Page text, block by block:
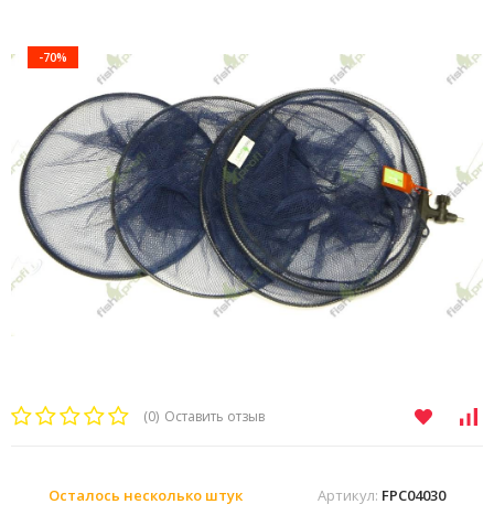
-70%
(0) Оставить отзыв
Артикул: FPC04030
Осталось несколько штук